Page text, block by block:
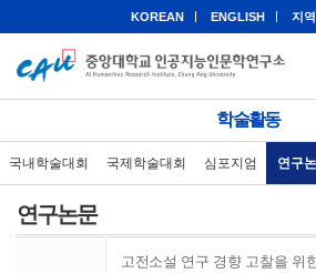
KOREAN ENGLISH 지
학술활동
국내학술대회 국제학술대회 심포지엄 연구
연구논문
고전소설 연구 경향 고찰을 위